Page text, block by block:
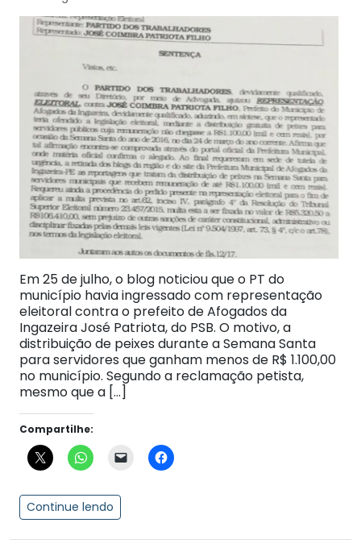
Em 25 de julho, o blog noticiou que o PT do
município havia ingressado com representação
eleitoral contra o prefeito de Afogados da
Ingazeira José Patriota, do PSB. O motivo, a
distribuição de peixes durante a Semana Santa
para servidores que ganham menos de R$ 1.100,00
no município. Segundo a reclamação petista,
mesmo que a […]
Compartilhe:
Continue lendo